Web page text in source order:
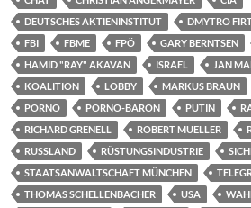
DEUTSCHES AKTIENINSTITUT
DMYTRO
FBI
FBME FPÖ GARY BERNTSEN
HAMID "RAY" AKAVAN
ISRAEL JAN
KOALITION
LOBBY MARKUS BRAUN
PORNO
PORNO-BARON PUTIN
RICHARD GRENELL
ROBERT MUELLER
RUSSLAND
RÜSTUNGSINDUSTRIE
STAATSANWALTSCHAFT MÜNCHEN
THOMAS SCHELLENBACHER
USA